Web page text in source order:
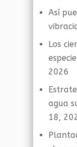
Así
Los
2026
agua
18,